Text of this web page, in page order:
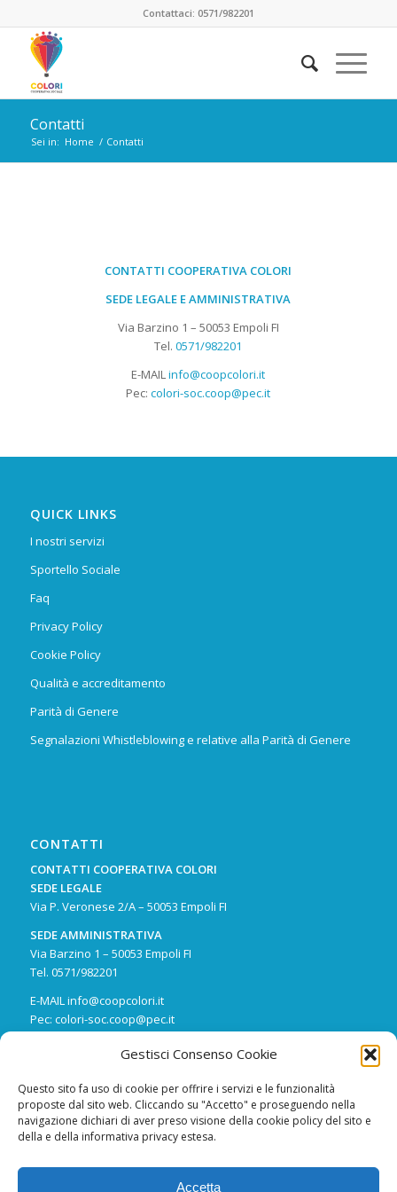
Gestisci Consenso Cookie
Questo sito fa uso di cookie per offrire i servizi e le funzionalità
proposte dal sito web. Cliccando su "Accetto" e proseguendo nella
navigazione dichiari di aver preso visione della cookie policy del sito e
della e della informativa privacy estesa.
Accetta
Contattaci: 0571/982201
Contatti
Sei in: Home / Contatti
CONTATTI COOPERATIVA COLORI
SEDE LEGALE EAMMINISTRATIVA
Via Barzino 1 – 50053 Empoli FI
Tel.0571/982201
E-MAILinfo@coopcolori.it
Pec:colori-soc.coop@pec.it
QUICK LINKS
I nostri servizi
Sportello Sociale
Faq
Privacy Policy
Cookie Policy
Qualità e accreditamento
Parità di Genere
Segnalazioni Whistleblowing e relative alla Parità di Genere
CONTATTI
CONTATTI COOPERATIVA COLORI
SEDE LEGALE
Via P. Veronese 2/A – 50053 Empoli FI
SEDE AMMINISTRATIVA
Via Barzino 1 – 50053 Empoli FI
Tel. 0571/982201
E-MAILinfo@coopcolori.it
Pec: colori-soc.coop@pec.it
INFO